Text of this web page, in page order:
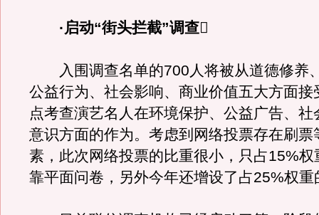
·启动“街头拦截”调查
入围调查名单的700人将被从道德修养
公益行为、社会影响、商业价值五大方面接
点考查演艺名人在环境保护、公益广告、社
意识方面的作为。考虑到网络投票存在刷票
素，此次网络投票的比重很小，只占15%
靠平面问卷，另外今年还增设了占25%权重